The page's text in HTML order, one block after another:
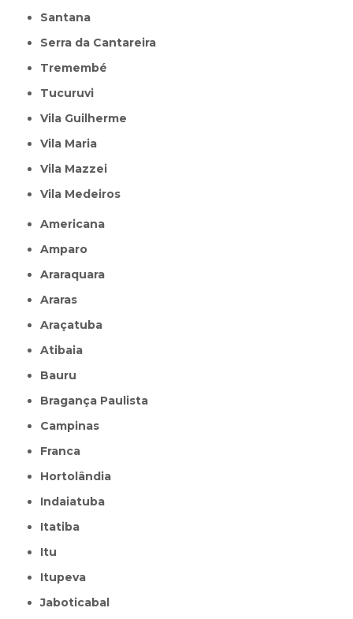
Santana
Serra da Cantareira
Tremembé
Tucuruvi
Vila Guilherme
Vila Maria
Vila Mazzei
Vila Medeiros
Americana
Amparo
Araraquara
Araras
Araçatuba
Atibaia
Bauru
Bragança Paulista
Campinas
Franca
Hortolândia
Indaiatuba
Itatiba
Itu
Itupeva
Jaboticabal